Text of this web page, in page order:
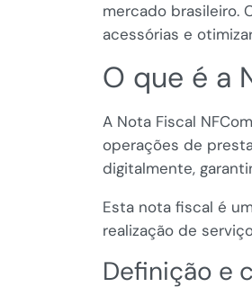
mercado brasileiro.
acessórias e
O que é a
A Nota Fiscal
operações de
digitalmente,
Esta nota fiscal é
realização de
Definição e